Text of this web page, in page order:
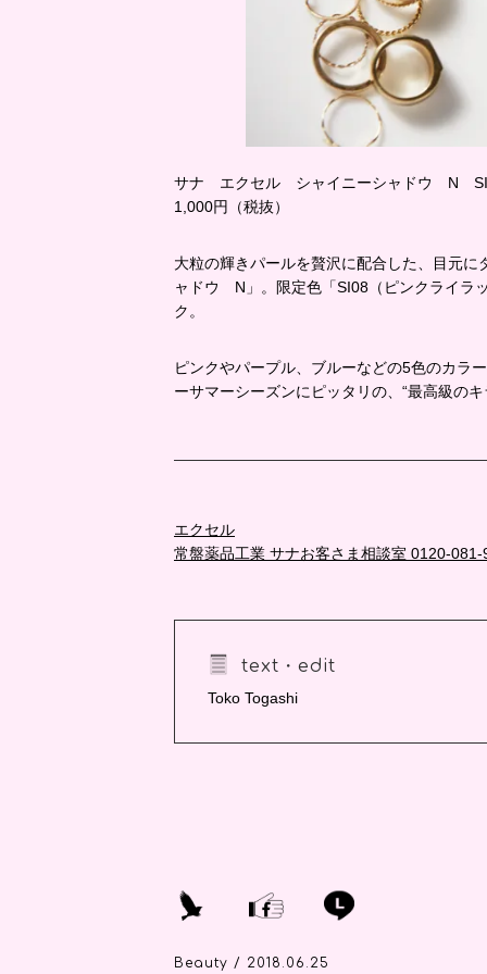
サナ エクセル シャイニーシャドウ N
1,000円（税抜）
大粒の輝きパールを贅沢に配合した、目元
ャドウ N」。限定色「SI08（ピンクライラ
ク。
ピンクやパープル、ブルーなどの5色のカラ
ーサマーシーズンにピッタリの、“最高級の
エクセル
常盤薬品工業 サナお客さま相談室 0120-081-
text・edit
Toko Togashi
Beauty / 2018.06.25